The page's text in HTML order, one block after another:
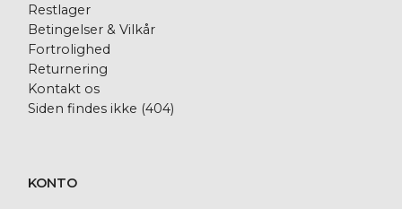
Restlager
Betingelser & Vilkår
Fortrolighed
Returnering
Kontakt os
Siden findes ikke (404)
KONTO